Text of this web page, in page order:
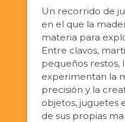
Un recorrido de
en el que la
materia para
Entre clavos,
pequeños restos,
experimentan la
precisión y la
objetos, juguetes
de sus propias